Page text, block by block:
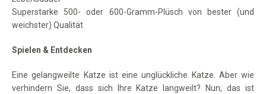
Superstarke 500- oder 600-Gramm-Plüsch von bester (und
weichster) Qualität
Spielen & Entdecken
Eine gelangweilte Katze ist eine unglückliche Katze. Aber wie
verhindern Sie, dass sich Ihre Katze langweilt? Nun, das ist